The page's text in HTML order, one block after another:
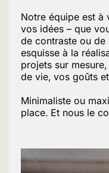
Notre équipe est à
vos idées – que
de contraste ou de
esquisse à la
projets sur
de vie, vos goûts
Minimaliste ou
place. Et nous le